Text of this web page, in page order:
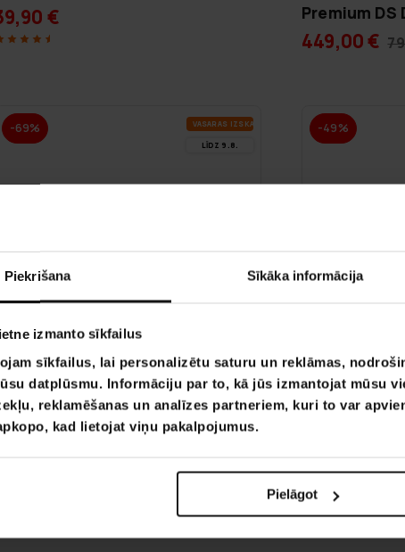
Piekrišana Sīkāka informācija
izmanto sīkfailus
sīkfailus, lai personalizētu saturu un reklāmas,
datplūsmu. Informāciju par to, kā jūs izmantojat mūsu
reklamēšanas un analīzes partneriem, kuri to var
kad lietojat viņu pakalpojumus.
Pielāgot
€
Premium DS
449,00 €
-69% VA­SA­RAS IZ­SKA­ŅA
LĪDZ 9.8.
BEZ­MAK­SAS PIE­GĀ­DE
-49%
BEZ­MAK­SAS
299,00 €